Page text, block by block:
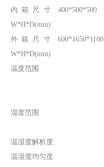
内箱尺寸
W*H*D(mm)
400*500*500
外箱尺寸
W*H*D(mm)
600*1650*1100
温度范围
湿度范围
温湿度解析度
温湿度均匀度